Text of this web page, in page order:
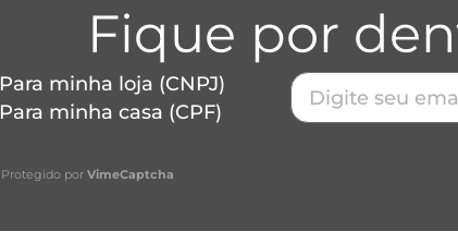
Fique por
Para minha loja (CNPJ)
Para minha casa (CPF)
Protegido por VimeCaptcha